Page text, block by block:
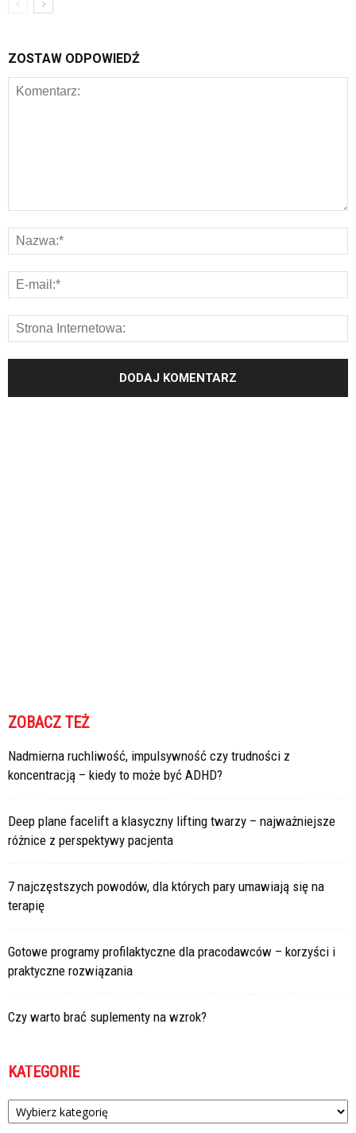
ZOSTAW ODPOWIEDŹ
ZOBACZ TEŻ
Nadmierna ruchliwość, impulsywność czy trudności z
koncentracją – kiedy to może być ADHD?
Deep plane facelift a klasyczny lifting twarzy – najważniejsze
różnice z perspektywy pacjenta
7 najczęstszych powodów, dla których pary umawiają się na
terapię
Gotowe programy profilaktyczne dla pracodawców – korzyści i
praktyczne rozwiązania
Czy warto brać suplementy na wzrok?
KATEGORIE
Kategorie